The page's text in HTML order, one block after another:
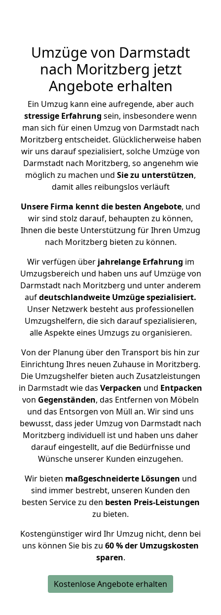
Umzüge von Darmstadt
nach Moritzberg jetzt
Angebote erhalten
Ein Umzug kann eine aufregende, aber auch
stressige Erfahrung sein, insbesondere wenn
man sich für einen Umzug von Darmstadt nach
Moritzberg entscheidet. Glücklicherweise haben
wir uns darauf spezialisiert, solche Umzüge von
Darmstadt nach Moritzberg, so angenehm wie
möglich zu machen und Sie zu unterstützen,
damit alles reibungslos verläuft
Unsere Firma kennt die besten Angebote, und
wir sind stolz darauf, behaupten zu können,
Ihnen die beste Unterstützung für Ihren Umzug
nach Moritzberg bieten zu können.
Wir verfügen überjahrelange Erfahrung im
Umzugsbereich und haben uns auf Umzüge von
Darmstadt nach Moritzberg und unter anderem
aufdeutschlandweite Umzüge spezialisiert.
Unser Netzwerk besteht aus professionellen
Umzugshelfern, die sich darauf spezialisieren,
alle Aspekte eines Umzugs zu organisieren.
Von der Planung über den Transport bis hin zur
Einrichtung Ihres neuen Zuhause in Moritzberg.
Die Umzugshelfer bieten auch Zusatzleistungen
in Darmstadt wie das Verpacken und Entpacken
von Gegenständen, das Entfernen von Möbeln
und das Entsorgen von Müll an. Wir sind uns
bewusst, dass jeder Umzug von Darmstadt nach
Moritzberg individuell ist und haben uns daher
darauf eingestellt, auf die Bedürfnisse und
Wünsche unserer Kunden einzugehen.
Wir bieten maßgeschneiderte Lösungen und
sind immer bestrebt, unseren Kunden den
besten Service zu den besten Preis-Leistungen
zu bieten.
Kostengünstiger wird Ihr Umzug nicht, denn bei
uns können Sie bis zu 60 % der Umzugskosten
sparen.
Kostenlose Angebote erhalten